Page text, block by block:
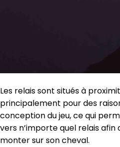
Les relais sont situés à
principalement pour des
conception du jeu, ce qui
vers n’importe quel relais afin
monter sur son cheval.